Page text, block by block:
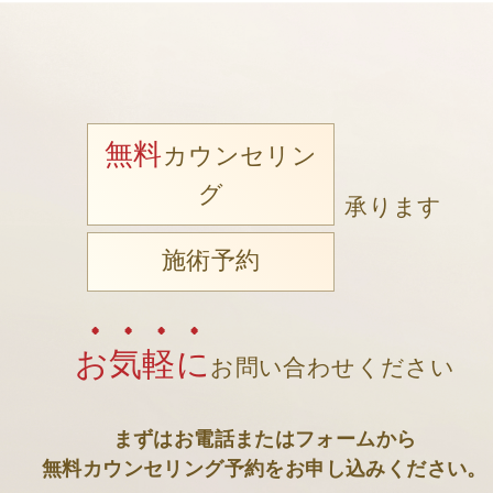
無料カウンセリン
グ
施術予約
承ります
お気軽に お問い合わせください
まずはお電話またはフォームから
無料カウンセリング予約をお申し込みください。